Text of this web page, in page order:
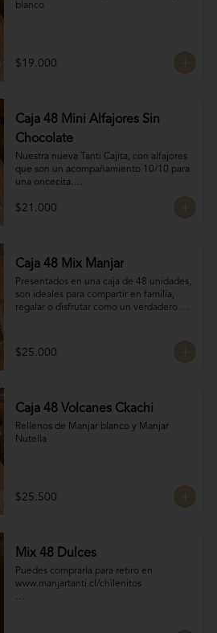
blanco
$19.000
Caja 48 Mini Alfajores Sin
Chocolate
Nuestra nueva Tanti Cajita, con alfajores
que son un acompañamiento 10/10 para
una oncecita.
vainilla con manjar blanco
$21.000
Caja 48 Mix Manjar
Presentados en una caja de 48 unidades,
son ideales para compartir en familia,
regalar o disfrutar como un verdadero
16 Bocados Manjar Nuez Duro
16 Bocados Manjar blanco Duro
$25.000
Caja 48 Volcanes Ckachi
Rellenos de Manjar blanco y Manjar
Nutella
$25.500
Mix 48 Dulces
Puedes comprarla para retiro en
www.manjartanti.cl/chilenitos